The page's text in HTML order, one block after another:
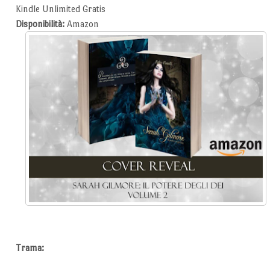
Kindle Unlimited Gratis
Disponibilità:Amazon
Trama: